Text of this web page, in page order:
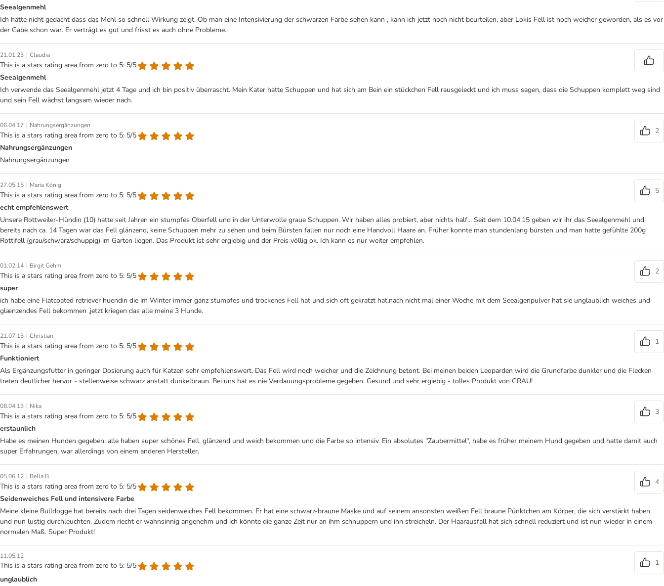
Seealgenmehl
Ich hätte nicht gedacht dass das Mehl so schnell Wirkung zeigt. Ob man eine Intensivierung der schwarzen Farbe sehen kann , kann ich jetzt noch nicht beurteilen, aber Lokis Fell ist noch weicher geworden, als es vor
der Gabe schon war. Er verträgt es gut und frisst es auch ohne Probleme.
21.01.23 | Claudia
This is a stars rating area from zero to 5: 5/5
Seealgenmehl
Ich verwende das Seealgenmehl jetzt 4 Tage und ich bin positiv überrascht. Mein Kater hatte Schuppen und hat sich am Bein ein stückchen Fell rausgeleckt und ich muss sagen, dass die Schuppen komplett weg sind
und sein Fell wächst langsam wieder nach.
06.04.17 | Nahrungsergänzungen
This is a stars rating area from zero to 5: 5/5
2
Nahrungsergänzungen
Nahrungsergänzungen
27.05.15 | Maria König
This is a stars rating area from zero to 5: 5/5
5
echt empfehlenswert
Unsere Rottweiler-Hündin (10) hatte seit Jahren ein stumpfes Oberfell und in der Unterwolle graue Schuppen. Wir haben alles probiert, aber nichts half... Seit dem 10.04.15 geben wir ihr das Seealgenmehl und
bereits nach ca. 14 Tagen war das Fell glänzend, keine Schuppen mehr zu sehen und beim Bürsten fallen nur noch eine Handvoll Haare an. Früher konnte man stundenlang bürsten und man hatte gefühlte 200g
Rottifell (grau/schwarz/schuppig) im Garten liegen. Das Produkt ist sehr ergiebig und der Preis völlig ok. Ich kann es nur weiter empfehlen.
01.02.14 | Birgit Gehm
This is a stars rating area from zero to 5: 5/5
2
super
ich habe eine Flatcoated retriever huendin die im Winter immer ganz stumpfes und trockenes Fell hat und sich oft gekratzt hat,nach nicht mal einer Woche mit dem Seealgenpulver hat sie unglaublich weiches und
glænzendes Fell bekommen ,jetzt kriegen das alle meine 3 Hunde.
21.07.13 | Christian
This is a stars rating area from zero to 5: 5/5
1
Funktioniert
Als Ergänzungsfutter in geringer Dosierung auch für Katzen sehr empfehlenswert. Das Fell wird noch weicher und die Zeichnung betont. Bei meinen beiden Leoparden wird die Grundfarbe dunkler und die Flecken
treten deutlicher hervor - stellenweise schwarz anstatt dunkelbraun. Bei uns hat es nie Verdauungsprobleme gegeben. Gesund und sehr ergiebig - tolles Produkt von GRAU!
08.04.13 | Nika
This is a stars rating area from zero to 5: 5/5
3
erstaunlich
Habe es meinen Hunden gegeben, alle haben super schönes Fell, glänzend und weich bekommen und die Farbe so intensiv. Ein absolutes "Zaubermittel", habe es früher meinem Hund gegeben und hatte damit auch
super Erfahrungen, war allerdings von einem anderen Hersteller.
05.06.12 | Bella B.
This is a stars rating area from zero to 5: 5/5
4
Seidenweiches Fell und intensivere Farbe
Meine kleine Bulldogge hat bereits nach drei Tagen seidenweiches Fell bekommen. Er hat eine schwarz-braune Maske und auf seinem ansonsten weißen Fell braune Pünktchen am Körper, die sich verstärkt haben
und nun lustig durchleuchten. Zudem riecht er wahnsinnig angenehm und ich könnte die ganze Zeit nur an ihm schnuppern und ihn streicheln. Der Haarausfall hat sich schnell reduziert und ist nun wieder in einem
normalen Maß. Super Produkt!
11.05.12
This is a stars rating area from zero to 5: 5/5
1
unglaublich